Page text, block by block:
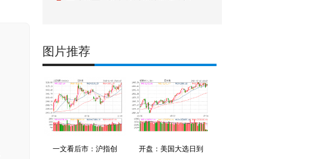
图片推荐
一文看后市：沪指创 开盘：美国大选日到